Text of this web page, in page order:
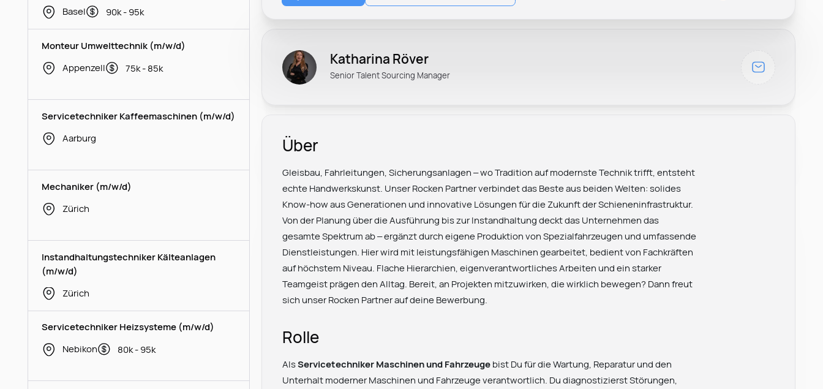
Basel
90k - 95k
Monteur Umwelttechnik (m/w/d)
Appenzell
75k - 85k
Servicetechniker Kaffeemaschinen (m/w/d)
Aarburg
Mechaniker (m/w/d)
Zürich
Instandhaltungstechniker Kälteanlagen
(m/w/d)
Zürich
Servicetechniker Heizsysteme (m/w/d)
Nebikon
80k - 95k
Katharina Röver
Senior Talent Sourcing Manager
Über
Gleisbau, Fahrleitungen, Sicherungsanlagen – wo Tradition auf modernste Technik trifft, entsteht
echte Handwerkskunst. Unser Rocken Partner verbindet das Beste aus beiden Welten: solides
Know-how aus Generationen und innovative Lösungen für die Zukunft der Schieneninfrastruktur.
Von der Planung über die Ausführung bis zur Instandhaltung deckt das Unternehmen das
gesamte Spektrum ab – ergänzt durch eigene Produktion von Spezialfahrzeugen und umfassende
Dienstleistungen. Hier wird mit leistungsfähigen Maschinen gearbeitet, bedient von Fachkräften
auf höchstem Niveau. Flache Hierarchien, eigenverantwortliches Arbeiten und ein starker
Teamgeist prägen den Alltag. Bereit, an Projekten mitzuwirken, die wirklich bewegen? Dann freut
sich unser Rocken Partner auf deine Bewerbung.
Rolle
AlsServicetechniker Maschinen und Fahrzeuge bist Du für die Wartung, Reparatur und den
Unterhalt moderner Maschinen und Fahrzeuge verantwortlich. Du diagnostizierst Störungen,